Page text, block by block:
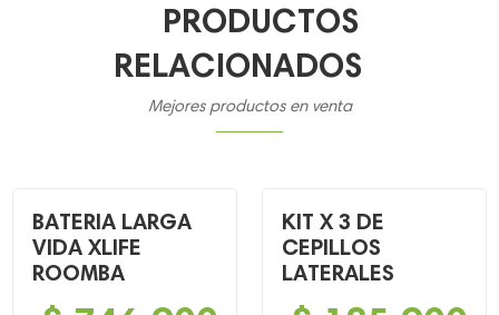
PRODUCTOS
RELACIONADOS
Mejores productos en venta
BATERIA LARGA
VIDA XLIFE
ROOMBA
KIT X 3 DE
CEPILLOS
LATERALES